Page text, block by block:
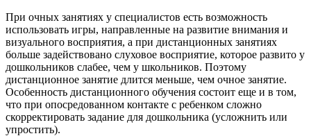
При очных занятиях у специалистов есть возможность
использовать игры, направленные на развитие внимания и
визуального восприятия, а при дистанционных занятиях
больше задействовано слуховое восприятие, которое развито у
дошкольников слабее, чем у школьников. Поэтому
дистанционное занятие длится меньше, чем очное занятие.
Особенность дистанционного обучения состоит еще и в том,
что при опосредованном контакте с ребенком сложно
скорректировать задание для дошкольника (усложнить или
упростить).